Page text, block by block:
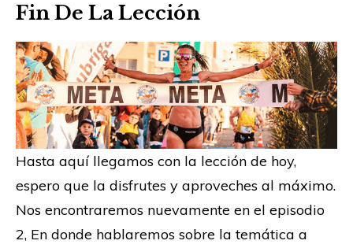
Fin De La Lección
Hasta aquí llegamos con la lección de hoy,
espero que la disfrutes y aproveches al máximo.
Nos encontraremos nuevamente en el episodio
2, En donde hablaremos sobre la temática a